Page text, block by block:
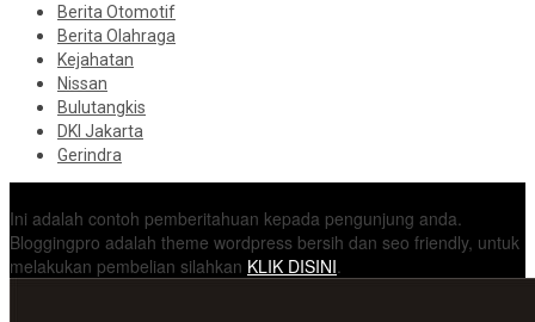
Berita Otomotif
Berita Olahraga
Kejahatan
Nissan
Bulutangkis
DKI Jakarta
Gerindra
Ini adalah contoh pemberitahuan kepada pengunjung anda.
Bloggingpro adalah theme wordpress bersih dan seo friendly, untuk
melakukan pembelian silahkan KLIK DISINI.